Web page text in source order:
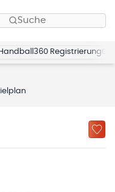
Suche
Handball360 Registrierung